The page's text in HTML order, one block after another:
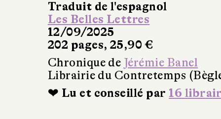
Traduit de l'espagnol
Les Belles Lettres
12/09/2025
202 pages, 25,90 €
Chronique de Jérémie Banel
Librairie du Contretemps
❤ Lu et conseillé par 16